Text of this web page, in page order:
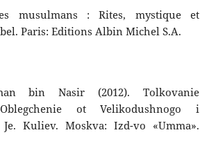
musulmans : Rites, mystique et
Paris: Editions Albin Michel S.A.
bin Nasir (2012). Tolkovanie
ot Velikodushnogo i
Kuliev. Moskva: Izd-vo «Umma».